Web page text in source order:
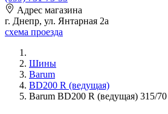
Адрес магазина
г. Днепр, ул. Янтарная 2а
схема проезда
Шины
Barum
BD200 R (ведущая)
Barum BD200 R (ведущая) 315/